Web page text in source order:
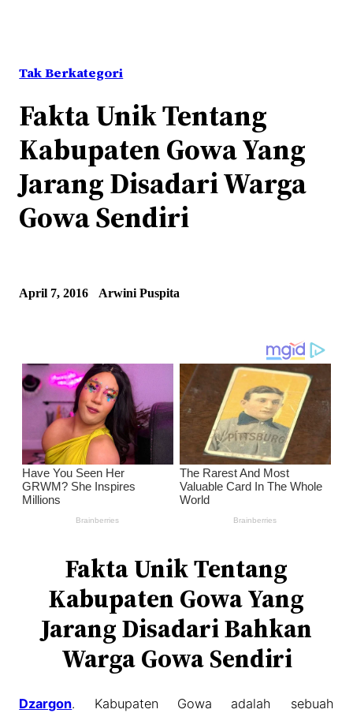
Tak Berkategori
Fakta Unik Tentang
Kabupaten Gowa Yang
Jarang Disadari Warga
Gowa Sendiri
April 7, 2016 Arwini Puspita
Fakta Unik Tentang
Kabupaten Gowa Yang
Jarang Disadari Bahkan
Warga Gowa Sendiri
Dzargon. Kabupaten Gowa adalah sebuah